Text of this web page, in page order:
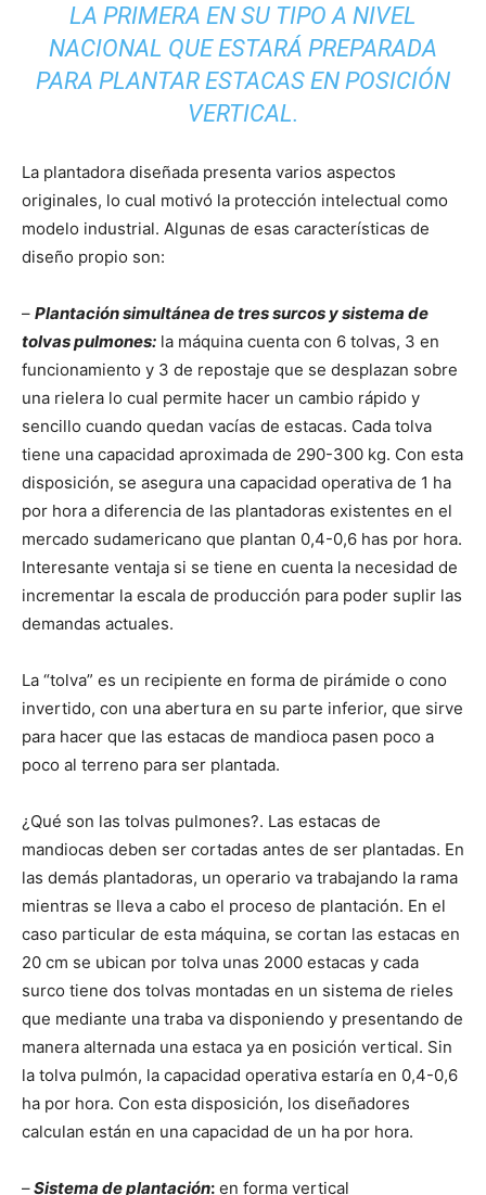
LA PRIMERA EN SU TIPO A NIVEL
NACIONAL QUE ESTARÁ PREPARADA
PARA PLANTAR ESTACAS EN POSICIÓN
VERTICAL.
La plantadora diseñada presenta varios aspectos
originales, lo cual motivó la protección intelectual como
modelo industrial. Algunas de esas características de
diseño propio son:
– Plantación simultánea de tres surcos y sistema de
tolvas pulmones: la máquina cuenta con 6 tolvas, 3 en
funcionamiento y 3 de repostaje que se desplazan sobre
una rielera lo cual permite hacer un cambio rápido y
sencillo cuando quedan vacías de estacas. Cada tolva
tiene una capacidad aproximada de 290-300 kg. Con esta
disposición, se asegura una capacidad operativa de 1 ha
por hora a diferencia de las plantadoras existentes en el
mercado sudamericano que plantan 0,4-0,6 has por hora.
Interesante ventaja si se tiene en cuenta la necesidad de
incrementar la escala de producción para poder suplir las
demandas actuales.
La “tolva” es un recipiente en forma de pirámide o cono
invertido, con una abertura en su parte inferior, que sirve
para hacer que las estacas de mandioca pasen poco a
poco al terreno para ser plantada.
¿Qué son las tolvas pulmones?. Las estacas de
mandiocas deben ser cortadas antes de ser plantadas. En
las demás plantadoras, un operario va trabajando la rama
mientras se lleva a cabo el proceso de plantación. En el
caso particular de esta máquina, se cortan las estacas en
20 cm se ubican por tolva unas 2000 estacas y cada
surco tiene dos tolvas montadas en un sistema de rieles
que mediante una traba va disponiendo y presentando de
manera alternada una estaca ya en posición vertical. Sin
la tolva pulmón, la capacidad operativa estaría en 0,4-0,6
ha por hora. Con esta disposición, los diseñadores
calculan están en una capacidad de un ha por hora.
–Sistema de plantación: en forma vertical